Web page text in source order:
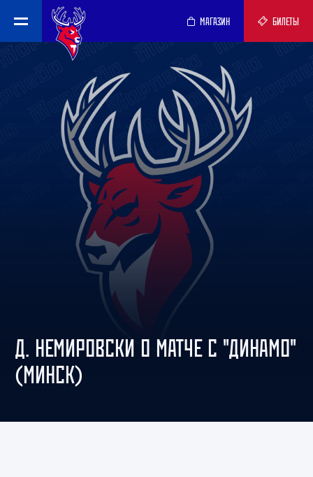
МАГАЗИН БИЛЕТЫ
Д. НЕМИРОВСКИ О МАТЧЕ С "ДИНАМО"
(МИНСК)